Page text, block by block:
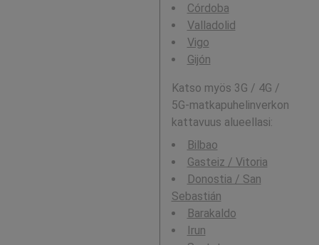
Córdoba
Valladolid
Vigo
Gijón
Katso myös 3G / 4G /
5G-matkapuhelinverkon
kattavuus alueellasi:
Bilbao
Gasteiz / Vitoria
Donostia / San
Sebastián
Barakaldo
Irun